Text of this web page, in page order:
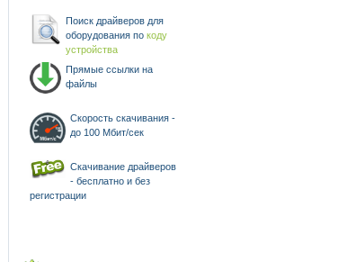
Поиск драйверов для
оборудования по коду
устройства
Прямые ссылки на
файлы
Скорость скачивания -
до 100 Мбит/сек
Скачивание драйверов
- бесплатно и без
регистрации